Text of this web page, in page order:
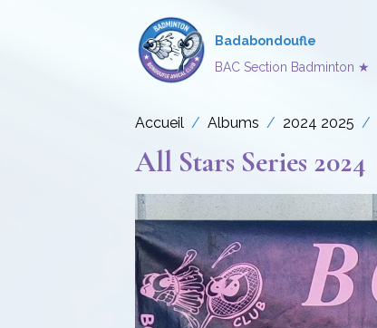
Badabondoufle
BAC Section Badminton ★
Accueil Albums 2024 2025
All Stars Series 2024